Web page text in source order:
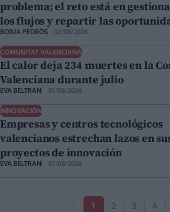
problema; el reto está en
los flujos y repartir las
BORJA PEDRÓS 02/08/2026
COMUNITAT VALENCIANA
El calor deja 234 muertes en la
Valenciana durante julio
EVA BELTRAN 01/08/2026
INNOVACIÓN
Empresas y centros tecnológicos
valencianos estrechan lazos en
proyectos de innovación
EVA BELTRAN 01/08/2026
1 2 3 4